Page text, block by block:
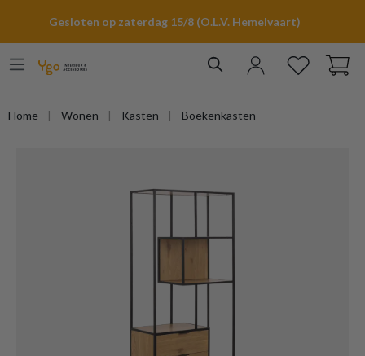
Gesloten op zaterdag 15/8 (O.L.V. Hemelvaart)
Home Wonen Kasten Boekenkasten